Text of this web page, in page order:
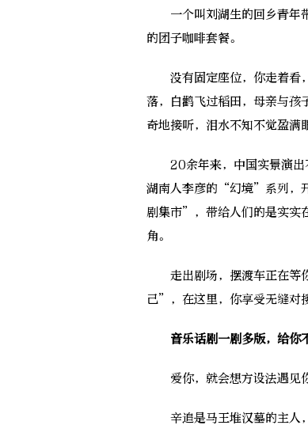
一个叫刘湖生的回乡青年带
的团子咖啡套餐。
没有固定座位，你走着看，
落，白鹳飞过稻田，母亲与孩
奇地接听，泪水不知不觉盈
20余年来，中国实景演出
湖南人李彦的“幻境”系列，
剧集市”，带给人们的是实实
角。
走出剧场，摆渡车正在等
己”，在这里，你享受无缝对
音乐话剧一剧多版，给你
爱你，就会想方设法遇见你
辛追是马王堆汉墓的主人